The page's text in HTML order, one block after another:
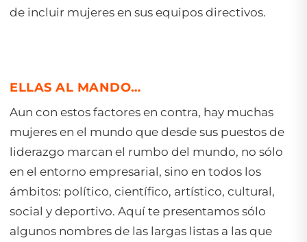
de incluir mujeres en sus equipos directivos.
ELLAS AL MANDO…
Aun con estos factores en contra, hay muchas
mujeres en el mundo que desde sus puestos de
liderazgo marcan el rumbo del mundo, no sólo
en el entorno empresarial, sino en todos los
ámbitos: político, científico, artístico, cultural,
social y deportivo. Aquí te presentamos sólo
algunos nombres de las largas listas a las que